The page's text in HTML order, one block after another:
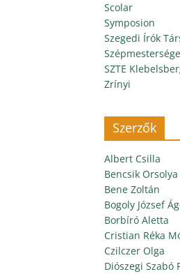
Scolar
Symposion
Szegedi Írók
SZTE
Zrínyi
Szerzők
Albert Csilla
Bencsik Orsolya
Bene Zoltán
Bogoly József
Borbíró Aletta
Cristian Réka
Czilczer Olga
Diószegi Szabó